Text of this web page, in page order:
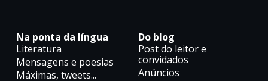
Na ponta da língua
Literatura
Mensagens e poesias
Máximas, tweets...
Do blog
Post do leitor e
convidados
Anúncios